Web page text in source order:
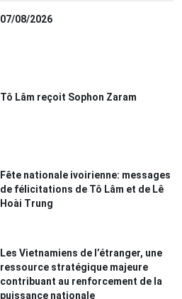
07/08/2026
Tô Lâm reçoit Sophon Zaram
Fête nationale ivoirienne: messages
de félicitations de Tô Lâm et de Lê
Hoài Trung
Les Vietnamiens de l’étranger, une
ressource stratégique majeure
contribuant au renforcement de la
puissance nationale